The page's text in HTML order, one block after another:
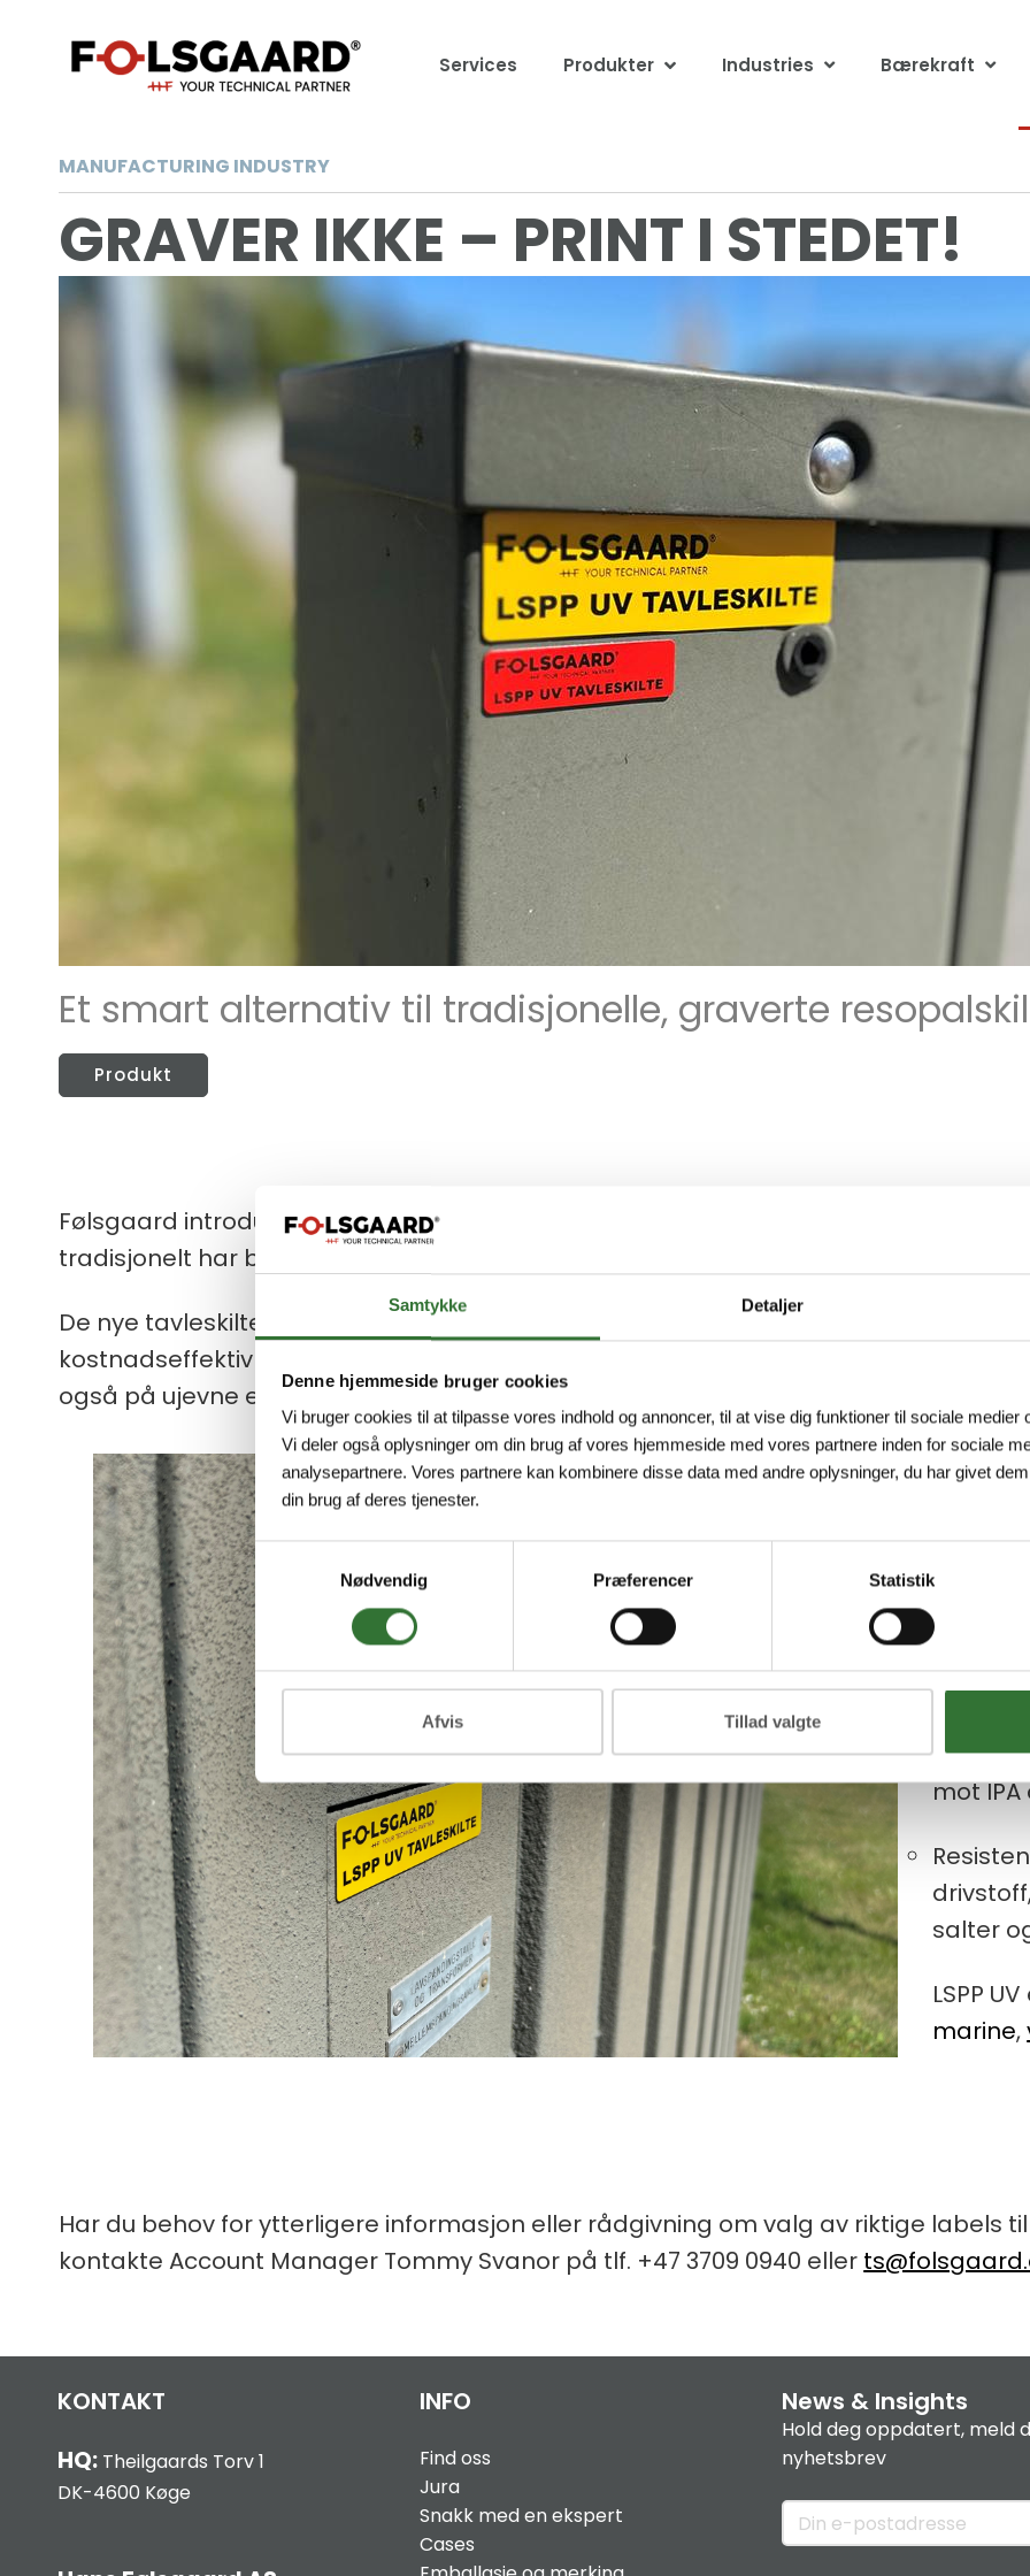
Samtykke Detaljer
Denne hjemmeside bruger cookies
Vi bruger cookies til at tilpasse vores indhold og annoncer, til at vise dig funktioner til sociale medier
Vi deler også oplysninger om din brug af vores hjemmeside med vores partnere inden for sociale
analysepartnere. Vores partnere kan kombinere disse data med andre oplysninger, du har givet
din brug af deres tjenester.
Samtykkevalg
Nødvendig
Præferencer Statistik
Afvis Tillad valgte
Services Produkter Industries Bærekraft
MANUFACTURING INDUSTRY
GRAVER IKKE – PRINT I STEDET!
Et smart alternativ til tradisjonelle, graverte
Produkt
Følsgaard introduserer LSPP UV tavleskilt, en robust og profesjonell løsning for
tradisjonelt har brukt graverte resopalskilt.
De nye tavleskiltene kombinerer holdbarhet med moderne thermal transfer-print,
kostnadseffektiv løsning enn tradisjonelle graverte skilt. Resultatet er skarpe og
også på ujevne eller buede overflater.
Kan
ujevne
mot
salter
LSPP
marine,
Har du behov for ytterligere informasjon eller rådgivning om valg av riktige labels
kontakte Account Manager Tommy Svanor på tlf. +47 3709 0940 eller
KONTAKT
HQ:Theilgaards Torv 1
DK-4600 Køge
INFO
Find oss
Jura
Snakk med en ekspert
Cases
News & Insights
Hold deg oppdatert, meld
nyhetsbrev